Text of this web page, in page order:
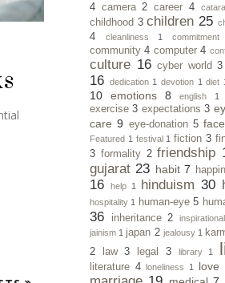
4 camera 2 career 4
childhood 3 children 25
4
cleanliness 1 commitment
community 4 computer 4
culture 16 cyber world 3
16 dedication 1 devotion 1 diet
10
emotions 8 english 1
exercise 3 expectations 3
care 9 eye-donation 5
Featured 1 festival 1 fiction 3
3 formality 2 friendship
gujarat 23 habit 7
16
help 1 hinduism 30
hospitality 1 human-eye 5
36
inheritance 2 inspirational
jainism 1 japan 2 jealousy 1
2
law 3 legal 3 library 1
literature 4 loneliness 1 love